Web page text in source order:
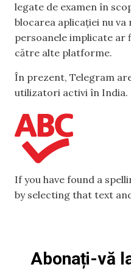
legate de examen în
blocarea aplicației nu
persoanele implicate ar
către alte platforme.
În prezent, Telegram
utilizatori activi în India.
If you have found a
by selecting that text
Abonați-vă